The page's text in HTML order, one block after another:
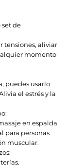
set de
tensiones, aliviar
momento
puedes usarlo
el estrés y la
en espalda,
para personas
muscular.